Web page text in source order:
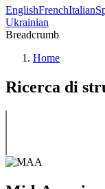
EnglishFrenchItalian
Ukrainian
Breadcrumb
Home
Ricerca di